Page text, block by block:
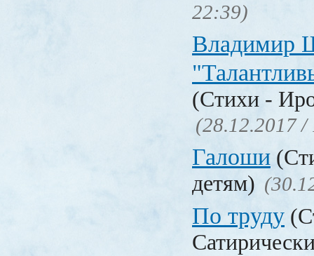
22:39)
Владимир
(Стихи -
(28.12.2017 /
Галоши
детям)
По труду